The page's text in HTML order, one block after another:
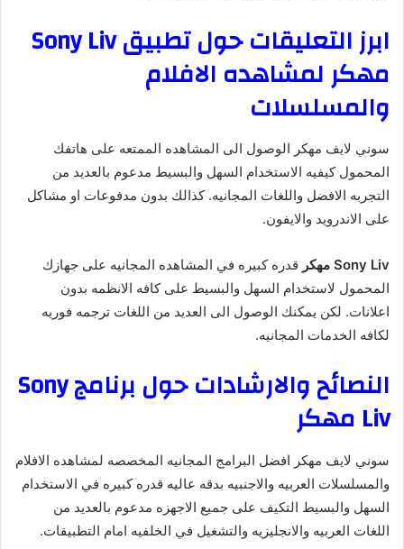
ابرز التعليقات حول تطبيق Sony Liv
مهكر لمشاهده الافلام
والمسلسلات
سوني لايف مهكر الوصول الى المشاهده الممتعه على هاتفك
المحمول كيفيه الاستخدام السهل والبسيط مدعوم بالعديد من
التجربه الافضل واللغات المجانيه. كذالك بدون مدفوعات او مشاكل
على الاندرويد والايفون.
Sony Liv مهكر
قدره كبيره في المشاهده المجانيه على جهازك
المحمول لاستخدام السهل والبسيط على كافه الانظمه بدون
اعلانات. لكن يمكنك الوصول الى العديد من اللغات ترجمه فوريه
لكافه الخدمات المجانيه.
النصائح والارشادات حول برنامج Sony
Liv مهكر
سوني لايف مهكر افضل البرامج المجانيه المخصصه لمشاهده الافلام
والمسلسلات العربيه والاجنبيه بدقه عاليه قدره كبيره في الاستخدام
السهل والبسيط التكيف على جميع الاجهزه مدعوم بالعديد من
اللغات العربيه والانجليزيه والتشغيل في الخلفيه امام التطبيقات.